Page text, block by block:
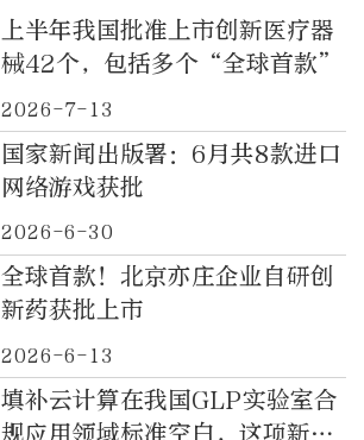
上半年我国批准上市创新医疗器
械42个，包括多个“全球首款”
2026-7-13
国家新闻出版署：6月共8款进口
网络游戏获批
2026-6-30
全球首款！北京亦庄企业自研创
新药获批上市
2026-6-13
填补云计算在我国GLP实验室合
规应用领域标准空白，这项新国